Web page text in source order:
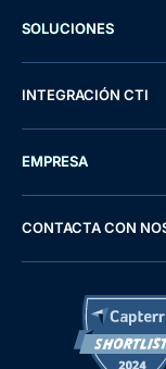
SOLUCIONES
INTEGRACIÓN CTI
EMPRESA
CONTACTA CON